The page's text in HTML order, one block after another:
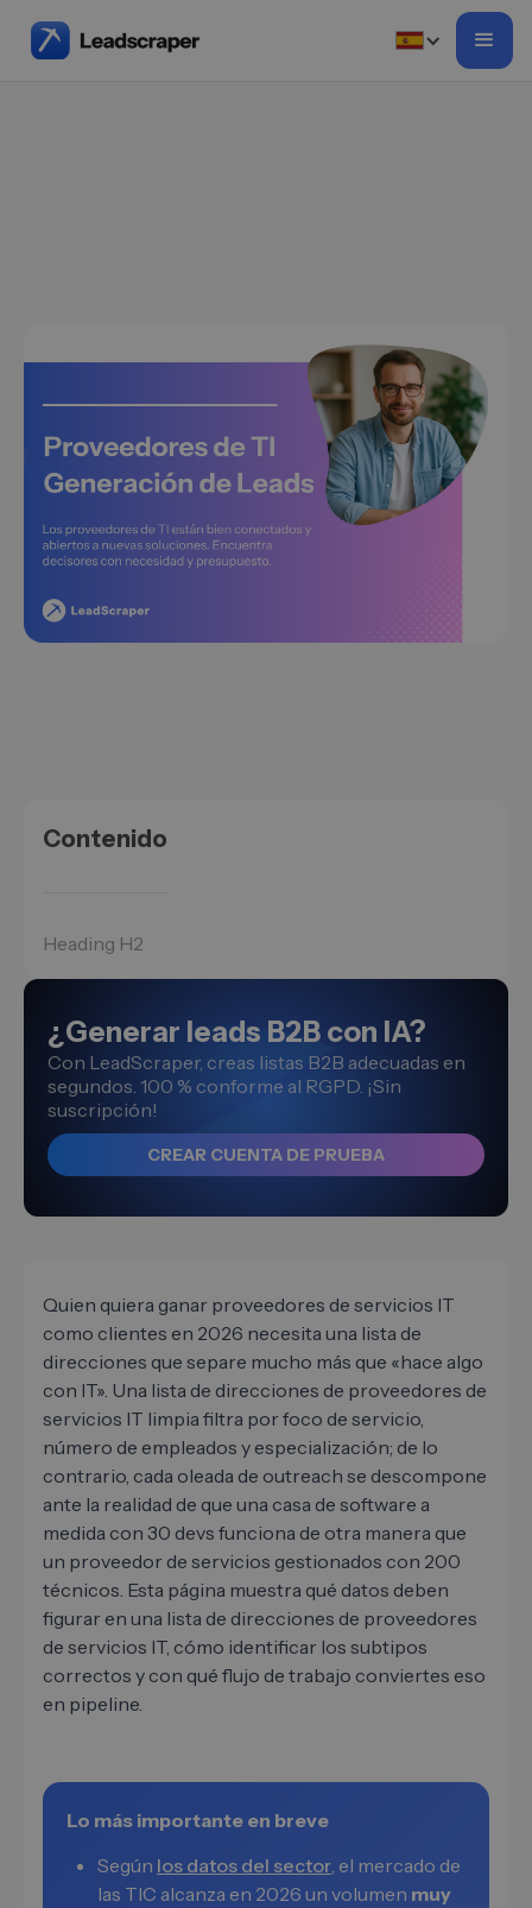
Contenido
Heading H2
¿Generar leads B2B con IA?
Con LeadScraper, creas listas B2B adecuadas en
segundos. 100 % conforme al RGPD. ¡Sin
suscripción!
CREAR CUENTA DE PRUEBA
Quien quiera ganar proveedores de servicios IT
como clientes en 2026 necesita una lista de
direcciones que separe mucho más que «hace algo
con IT». Una lista de direcciones de proveedores de
servicios IT limpia filtra por foco de servicio,
número de empleados y especialización; de lo
contrario, cada oleada de outreach se descompone
ante la realidad de que una casa de software a
medida con 30 devs funciona de otra manera que
un proveedor de servicios gestionados con 200
técnicos. Esta página muestra qué datos deben
figurar en una lista de direcciones de proveedores
de servicios IT, cómo identificar los subtipos
correctos y con qué flujo de trabajo conviertes eso
en pipeline.
Lo más importante en breve
Según los datos del sector, el mercado de
las TIC alcanza en 2026 un volumen muy